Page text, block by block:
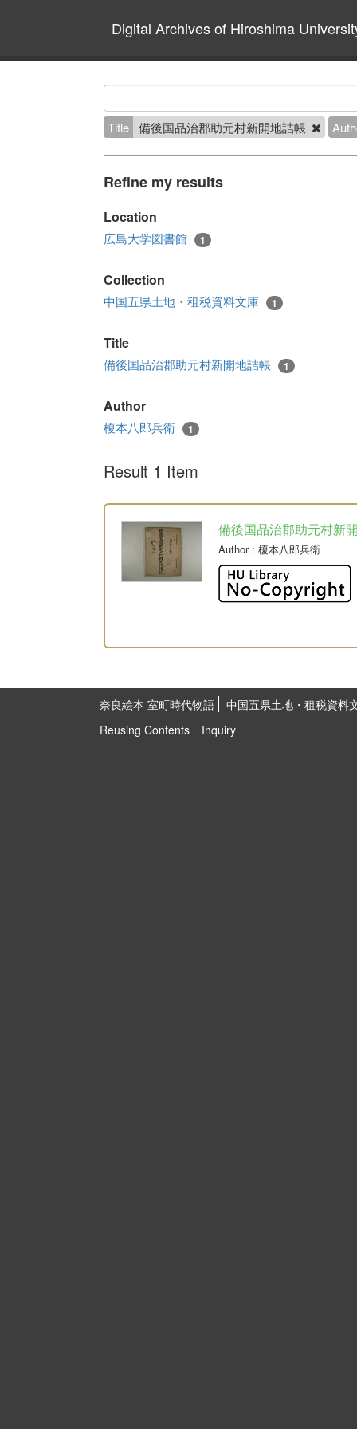
Digital Archives of Hiroshima
Title 備後国品治郡助元村新開地詰帳
Refine my results
Location
広島大学図書館 1
Collection
中国五県土地・租税資料文庫 1
Title
備後国品治郡助元村新開地詰帳 1
Author
榎本八郎兵衛 1
Result 1 Item
備後国品治郡助元村新
Author: 榎本八郎兵衛
奈良絵本 室町時代物語
中国五県土地・租税資料
Reusing Contents
Inquiry